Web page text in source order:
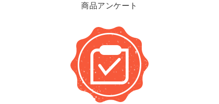
商品アンケート